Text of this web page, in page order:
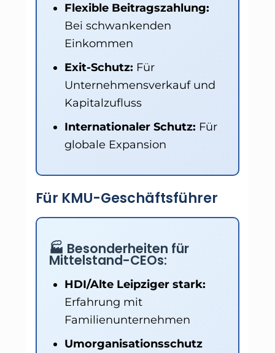
Flexible Beitragszahlung:
Bei schwankenden
Einkommen
Exit-Schutz: Für
Unternehmensverkauf und
Kapitalzufluss
Internationaler Schutz: Für
globale Expansion
Für KMU-Geschäftsführer
🏭 Besonderheiten für
Mittelstand-CEOs:
HDI/Alte Leipziger stark:
Erfahrung mit
Familienunternehmen
Umorganisationsschutz